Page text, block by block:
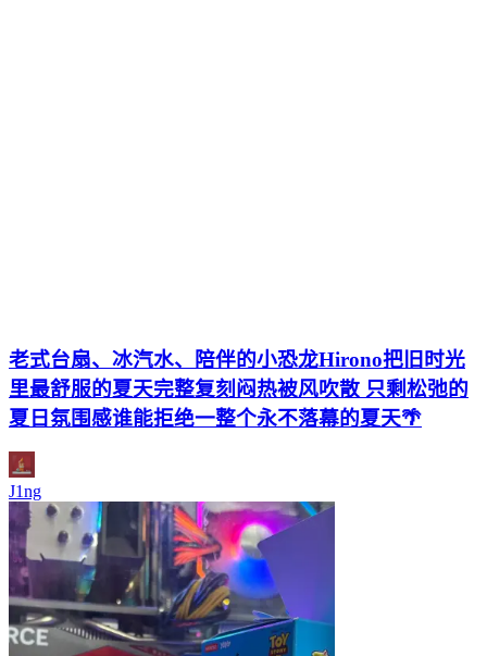
老式台扇、冰汽水、陪伴的小恐龙Hirono把旧时光
里最舒服的夏天完整复刻闷热被风吹散 只剩松弛的
夏日氛围感谁能拒绝一整个永不落幕的夏天🌴
J1ng